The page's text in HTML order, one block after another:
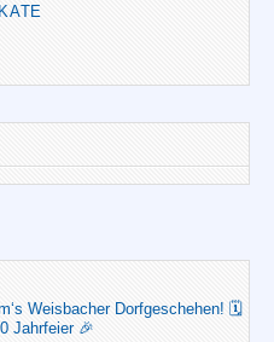
Weisbacher Dorfgeschehen! 🗓️
Jahrfeier 🎉